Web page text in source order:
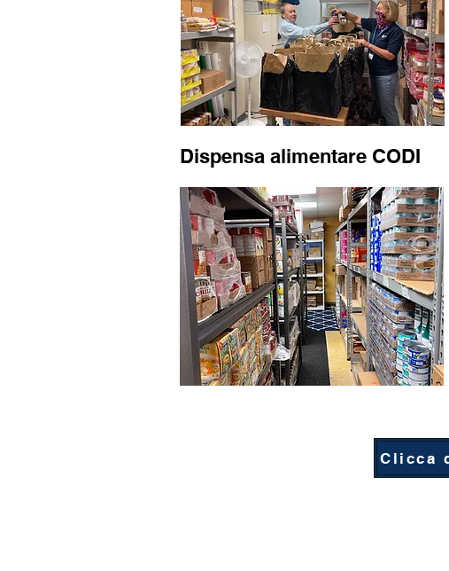
Dispensa alimentare CODI